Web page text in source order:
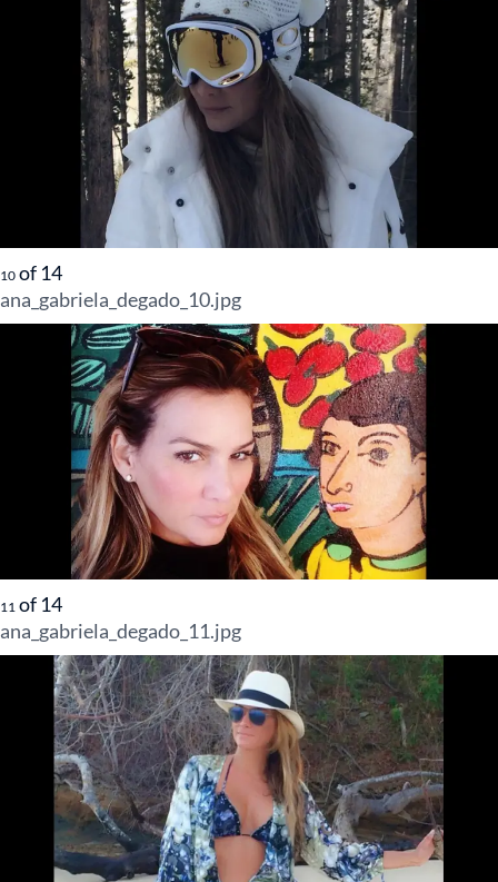
10 of 14
ana_gabriela_degado_10.jpg
11 of 14
ana_gabriela_degado_11.jpg